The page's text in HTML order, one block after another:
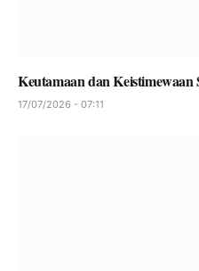
Keutamaan dan
17/07/2026 - 07:11